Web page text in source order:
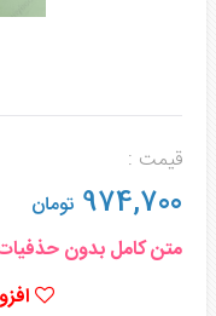
قیمت :
974,700 تومان
متن کامل بدون